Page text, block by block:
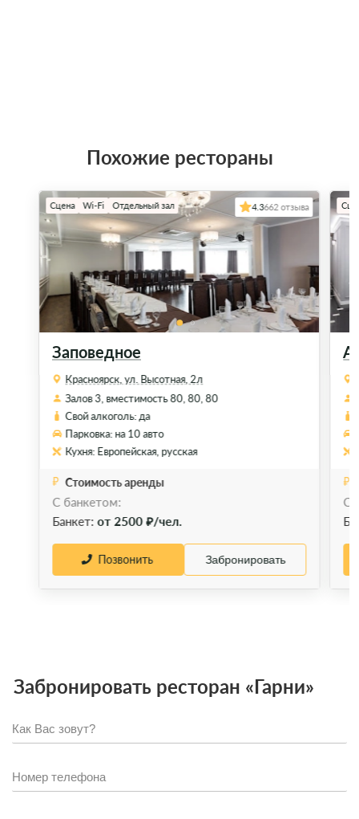
Похожие рестораны
Заповедное
Сцена Wi-Fi Отдельный зал 4.3662 отзыва
Красноярск, ул. Высотная, 2л
Залов 3, вместимость 80, 80, 80
Свой алкоголь: да
Парковка: на 10 авто
Кухня: Европейская, русская
Стоимость аренды
С банкетом:
Банкет:от 2500 ₽/чел.
Позвонить Забронировать
С
Забронировать ресторан «Гарни»